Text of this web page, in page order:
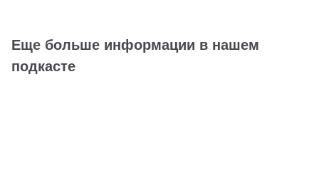
Еще больше информации в нашем
подкасте